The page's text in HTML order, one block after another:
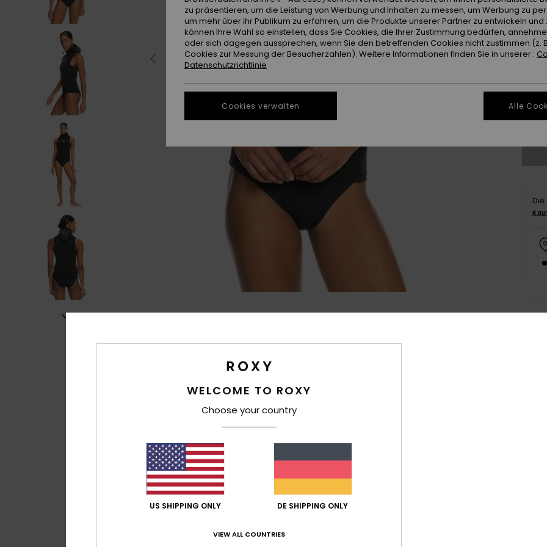
2
WELCOME TO ROXY
Choose your country
US SHIPPING ONLY DE SHIPPING ONLY
VIEW ALL COUNTRIES
zu präsentieren, um die Leistung von Werbung und Inhalten zu messen, um Werbung zu
um mehr über ihr Publikum zu erfahren, um die Produkte unserer Partner zu entwickeln und
können Ihre Wahl so einstellen, dass Sie Cookies, die Ihrer Zustimmung bedürfen,
oder sich dagegen aussprechen, wenn Sie den betreffenden Cookies nicht zustimmen (z.
Cookies zur Messung der Besucherzahlen). Weitere Informationen finden Sie in unserer :
Datenschutzrichtlinie
Cookies verwalten Alle